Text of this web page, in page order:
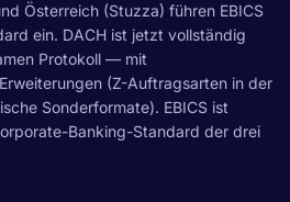
Österreich (Stuzza) führen EBICS
ein. DACH ist jetzt vollständig
Protokoll — mit
(Z-Auftragsarten in der
Sonderformate). EBICS ist
Banking-Standard der drei